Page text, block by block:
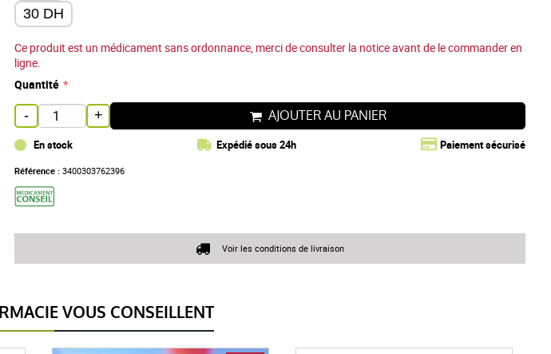
30 DH
Ce produit est un médicament sans ordonnance, merci de consulter la notice avant de le commander en
ligne.
Quantité
- + AJOUTER AU PANIER
En stock Expédié sous 24h Paiement sécurisé
Référence : 3400303762396
Voir les conditions de livraison
VOUS CONSEILLENT